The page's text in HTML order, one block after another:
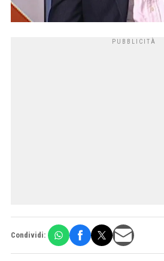
Condividi: